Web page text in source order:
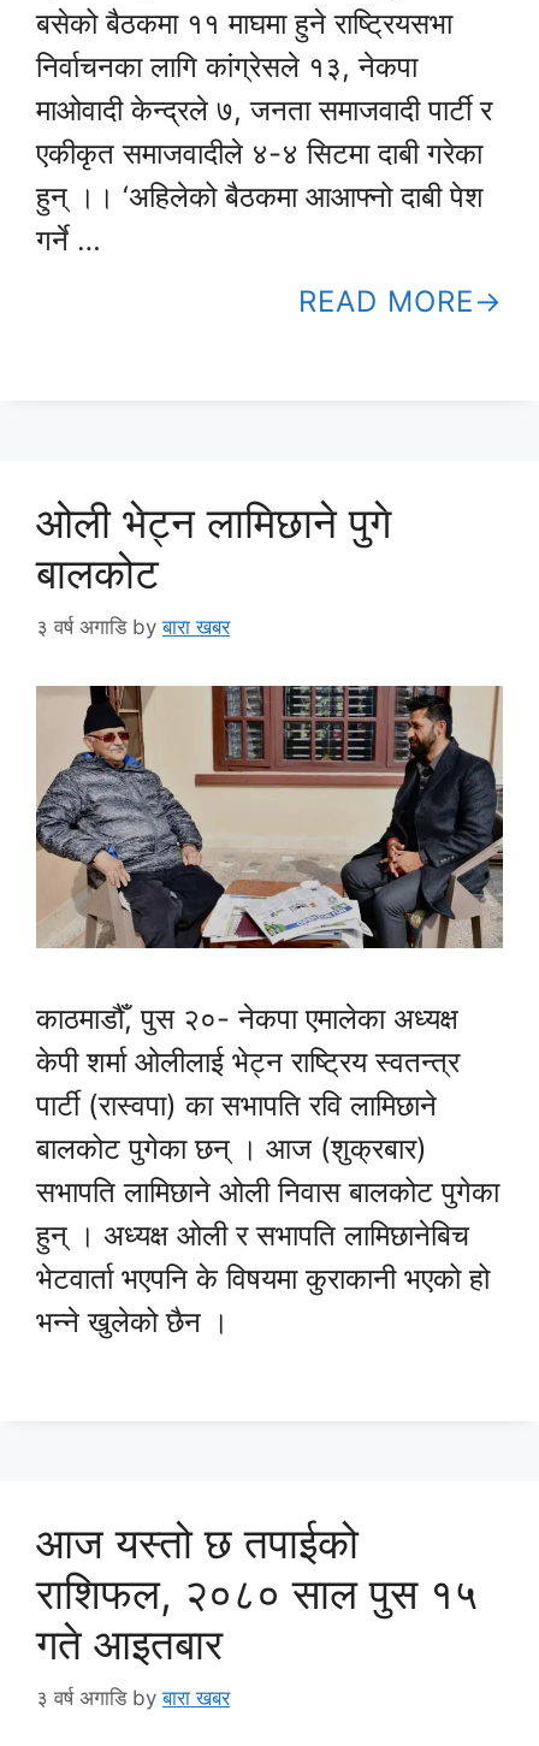
बसेको बैठकमा ११ माघमा हुने राष्ट्रियसभा
निर्वाचनका लागि कांग्रेसले १३, नेकपा
माओवादी केन्द्रले ७, जनता समाजवादी पार्टी र
एकीकृत समाजवादीले ४-४ सिटमा दाबी गरेका
हुन् ।। ‘अहिलेको बैठकमा आआफ्नो दाबी पेश
गर्ने …
READ MORE
ओली भेट्न लामिछाने पुगे
बालकोट
३ वर्ष अगाडि byबारा खबर
काठमाडौँ, पुस २०- नेकपा एमालेका अध्यक्ष
केपी शर्मा ओलीलाई भेट्न राष्ट्रिय स्वतन्त्र
पार्टी (रास्वपा) का सभापति रवि लामिछाने
बालकोट पुगेका छन् । आज (शुक्रबार)
सभापति लामिछाने ओली निवास बालकोट पुगेका
हुन् । अध्यक्ष ओली र सभापति लामिछानेबिच
भेटवार्ता भएपनि के विषयमा कुराकानी भएको हो
भन्ने खुलेको छैन ।
आज यस्तो छ तपाईको
राशिफल, २०८० साल पुस १५
गते आइतबार
३ वर्ष अगाडि byबारा खबर